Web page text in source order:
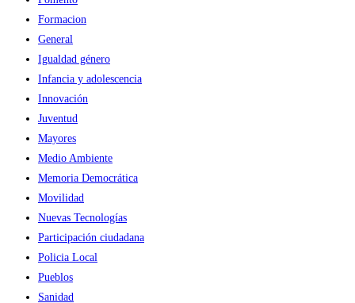
Formacion
General
Igualdad género
Infancia y adolescencia
Innovación
Juventud
Mayores
Medio Ambiente
Memoria Democrática
Movilidad
Nuevas Tecnologías
Participación ciudadana
Policia Local
Pueblos
Sanidad